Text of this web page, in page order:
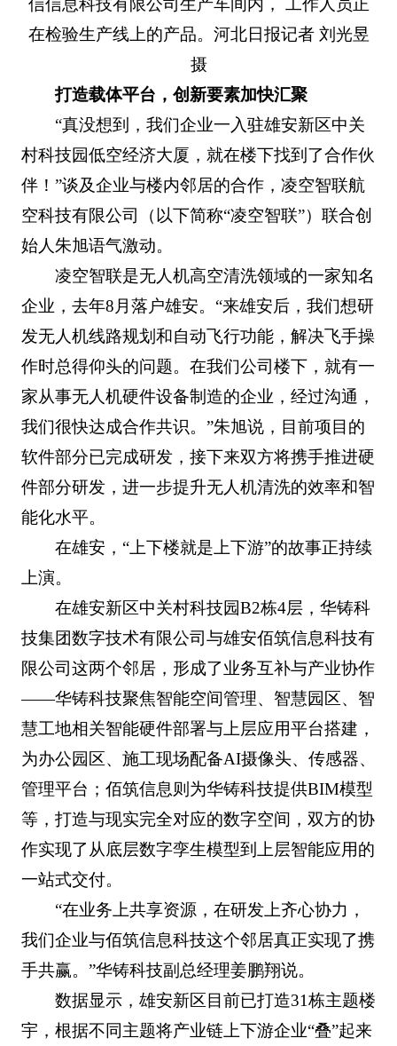
信信息科技有限公司生产车间内， 工作人员正
在检验生产线上的产品。河北日报记者 刘光昱
摄
打造载体平台，创新要素加快汇聚
“真没想到，我们企业一入驻雄安新区中关
村科技园低空经济大厦，就在楼下找到了合作伙
伴！”谈及企业与楼内邻居的合作，凌空智联航
空科技有限公司（以下简称“凌空智联”）联合创
始人朱旭语气激动。
凌空智联是无人机高空清洗领域的一家知名
企业，去年8月落户雄安。“来雄安后，我们想研
发无人机线路规划和自动飞行功能，解决飞手操
作时总得仰头的问题。在我们公司楼下，就有一
家从事无人机硬件设备制造的企业，经过沟通，
我们很快达成合作共识。”朱旭说，目前项目的
软件部分已完成研发，接下来双方将携手推进硬
件部分研发，进一步提升无人机清洗的效率和智
能化水平。
在雄安，“上下楼就是上下游”的故事正持续
上演。
在雄安新区中关村科技园B2栋4层，华铸科
技集团数字技术有限公司与雄安佰筑信息科技有
限公司这两个邻居，形成了业务互补与产业协作
——华铸科技聚焦智能空间管理、智慧园区、智
慧工地相关智能硬件部署与上层应用平台搭建，
为办公园区、施工现场配备AI摄像头、传感器、
管理平台；佰筑信息则为华铸科技提供BIM模型
等，打造与现实完全对应的数字空间，双方的协
作实现了从底层数字孪生模型到上层智能应用的
一站式交付。
“在业务上共享资源，在研发上齐心协力，
我们企业与佰筑信息科技这个邻居真正实现了携
手共赢。”华铸科技副总经理姜鹏翔说。
数据显示，雄安新区目前已打造31栋主题楼
宇，根据不同主题将产业链上下游企业“叠”起来